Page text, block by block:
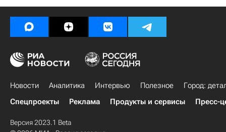
Новости Аналитика Интервью Полезное
Город:
Спецпроекты
Реклама Продукты и сервисы Пресс-
Версия 2023.1 Beta